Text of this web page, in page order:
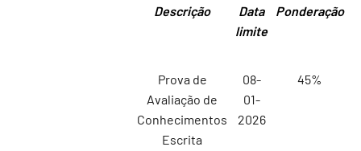
Descrição
Data
limite
Ponderação
Prova de
Avaliação de
Conhecimentos
Escrita
08-
01-
2026
45%